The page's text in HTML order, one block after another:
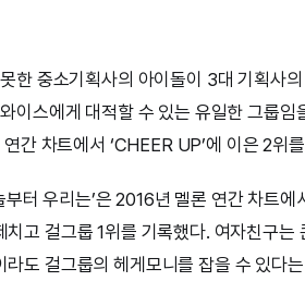
한 중소기획사의 아이돌이 3대 기획사
이스에게 대적할 수 있는 유일한 그룹임
연간 차트에서 ‘CHEER UP’에 이은 2위
터 우리는’은 2016년 멜론 연간 차트
고 걸그룹 1위를 기록했다. 여자친구는
도 걸그룹의 헤게모니를 잡을 수 있다